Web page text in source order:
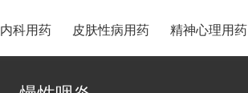
内科用药 皮肤性病用药 精神心理用药